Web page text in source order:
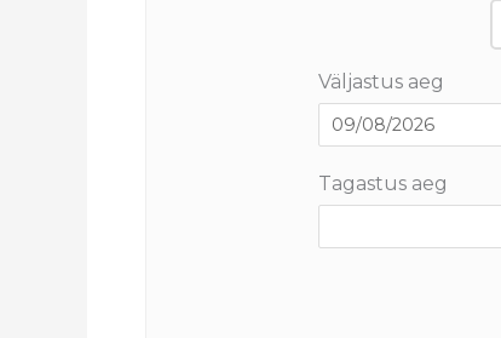
Väljastus aeg
Tagastus aeg